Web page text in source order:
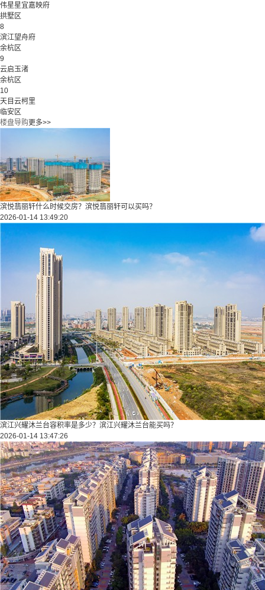
伟星星宜嘉映府
拱墅区
8
滨江望舟府
余杭区
9
云启玉渚
余杭区
10
天目云柯里
临安区
楼盘导购更多>>
滨悦翡丽轩什么时候交房？滨悦翡丽轩可以买吗？
2026-01-14 13:49:20
滨江兴耀沐兰台容积率是多少？滨江兴耀沐兰台能买吗？
2026-01-14 13:47:26